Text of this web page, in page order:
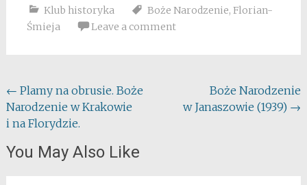
Klub historyka Boże Narodzenie, Florian-
Śmieja
Leave a comment
Post
navigation
← Plamy na obrusie. Boże
Narodzenie w Krakowie
i na Florydzie.
Boże Narodzenie
w Janaszowie (1939) →
You May Also Like